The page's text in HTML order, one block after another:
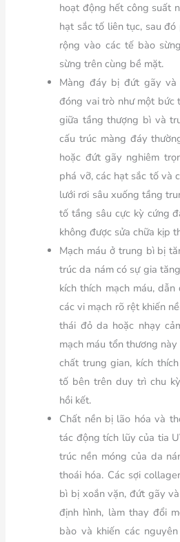
hoạt động hết công suất
hạt sắc tố liên tục, sau
rộng vào các tế bào
sừng trên cùng bề mặt.
Màng đáy bị đứt gãy
đóng vai trò như một bức
giữa tầng thượng bì và
cấu trúc màng đáy
hoặc đứt gãy nghiêm
phá vỡ, các hạt sắc tố và
lưới rơi sâu xuống tầng
tố tầng sâu cực kỳ cứng
không được sửa chữa kịp
Mạch máu ở trung bì bị
trúc da nám có sự gia
kích thích mạch máu,
các vi mạch rõ rệt khiến
thái đỏ da hoặc nhạy
mạch máu tổn thương
chất trung gian, kích
tố bên trên duy trì chu
hồi kết.
Chất nền bị lão hóa và
tác động tích lũy của tia
trúc nền móng của da
thoái hóa. Các sợi
bì bị xoắn vặn, đứt gãy
định hình, làm thay đổi
bào và khiến các